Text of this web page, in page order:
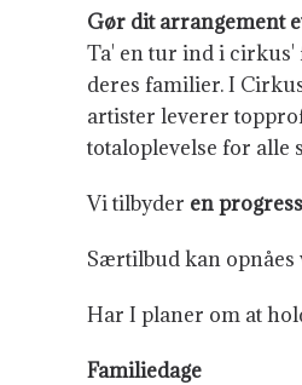
Gør dit arrangement
Ta' en tur ind i cirkus'
deres familier. I
artister leverer
totaloplevelse for alle
Vi tilbyder en
Særtilbud kan opnåes
Har I planer om at
Familiedage